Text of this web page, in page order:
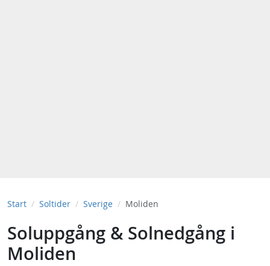
Start Soltider Sverige Moliden
Soluppgång & Solnedgång i
Moliden